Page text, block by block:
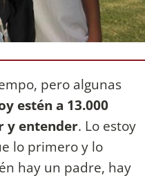
pero algunas
estén a 13.000
y entender. Lo estoy
lo primero y lo
hay un padre, hay